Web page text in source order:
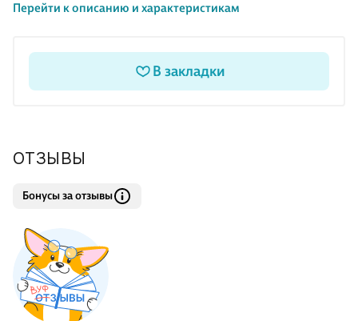
не понимает, зачем оно ей понадобилось. Другие действия
вскоре ее труп нашли в канаве. Это уже не странно, а
страшно, и Рита по-новому смотрит на давнюю знакомую… .
Перейти к описанию и характеристикам
В закладки
ОТЗЫВЫ
Бонусы за отзывы